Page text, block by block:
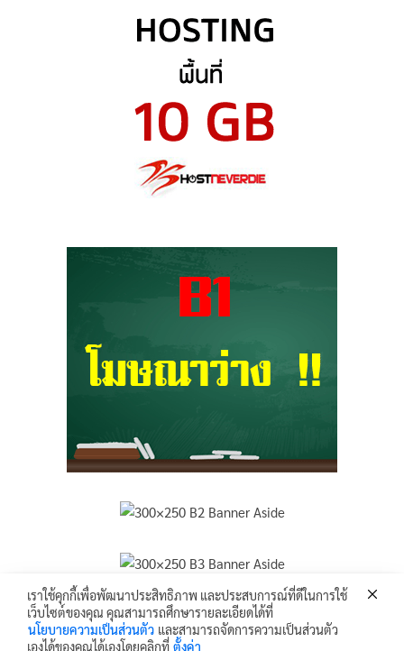
Krunhongonline.com © 2017 - All Rights Reserved.
ครูหน่องออนไลน์ เว็บไซต์ข้อมูล ข่าวสาร เพื่อการเผยแพร่ความรู้ ด้านการศึกษา
เราใช้คุกกี้เพื่อพัฒนาประสิทธิภาพ และประสบการณ์ที่ดีในการใช้
เว็บไซต์ของคุณ คุณสามารถศึกษารายละเอียดได้ที่
นโยบายความเป็นส่วนตัว และสามารถจัดการความเป็นส่วนตัว
เองได้ของคุณได้เองโดยคลิกที่ ตั้งค่า